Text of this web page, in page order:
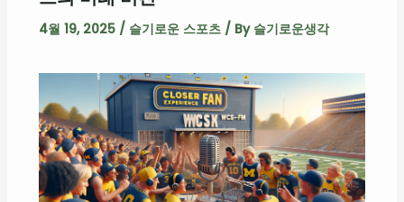
4월 19, 2025 / 슬기로운 스포츠/ By 슬기로운생각